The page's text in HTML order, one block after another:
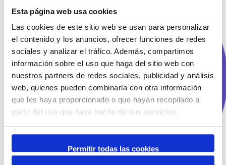
Esta página web usa cookies
Las cookies de este sitio web se usan para personalizar
el contenido y los anuncios, ofrecer funciones de redes
sociales y analizar el tráfico. Además, compartimos
información sobre el uso que haga del sitio web con
nuestros partners de redes sociales, publicidad y análisis
web, quienes pueden combinarla con otra información
que les haya proporcionado o que hayan recopilado a
partir del uso que haya hecho de sus servicios.
Permitir todas las cookies